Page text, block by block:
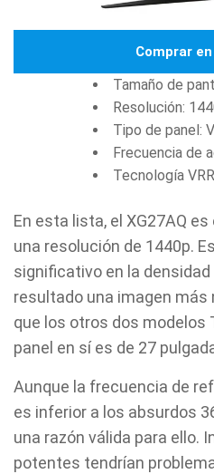
Comprar
Tamaño de
Resolución:
Tipo de panel:
Frecuencia de
Tecnología
En esta lista, el XG27AQ
una resolución de 1440p.
significativo en la
resultado una imagen más
que los otros dos modelos
panel en sí es de 27
Aunque la frecuencia de
es inferior a los absurdos
una razón válida para ello.
potentes tendrían